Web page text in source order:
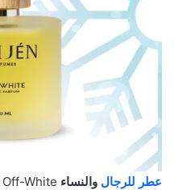
عطر للرجال والنساء